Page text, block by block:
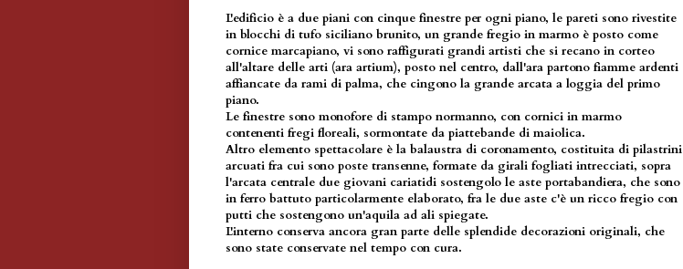
L'edificio è a due piani con cinque finestre per ogni piano, le pareti sono rivestite
in blocchi di tufo siciliano brunito, un grande fregio in marmo è posto come
cornice marcapiano, vi sono raffigurati grandi artisti che si recano in corteo
all'altare delle arti (ara artium), posto nel centro, dall'ara partono fiamme ardenti
affiancate da rami di palma, che cingono la grande arcata a loggia del primo
piano.
Le finestre sono monofore di stampo normanno, con cornici in marmo
contenenti fregi floreali, sormontate da piattebande di maiolica.
Altro elemento spettacolare è la balaustra di coronamento, costituita di pilastrini
arcuati fra cui sono poste transenne, formate da girali fogliati intrecciati, sopra
l'arcata centrale due giovani cariatidi sostengolo le aste portabandiera, che sono
in ferro battuto particolarmente elaborato, fra le due aste c'è un ricco fregio con
putti che sostengono un'aquila ad ali spiegate.
L'interno conserva ancora gran parte delle splendide decorazioni originali, che
sono state conservate nel tempo con cura.